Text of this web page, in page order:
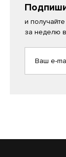
и
за неделю